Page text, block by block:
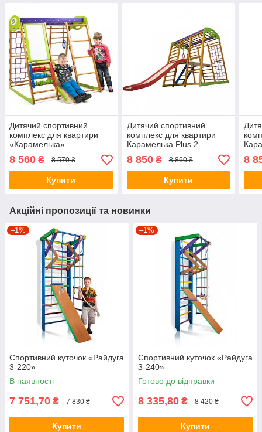
Дитячий спортивний
комплекс для квартири
«Карамелька»
8 560 ₴ 8 570 ₴
Купити
Дитячий спортивний
комплекс для квартири
Карамелька Plus 2
8 850₴ 8 860 ₴
Купити
8
Акційні пропозиції та новинки
–1%
Спортивний куточок «Райдуга
3-220»
В наявності
7 751,70 ₴ 7 830 ₴
Купити
–1%
Спортивний куточок «Райдуга
3-240»
Готово до відправки
8 335,80 ₴ 8 420 ₴
Купити